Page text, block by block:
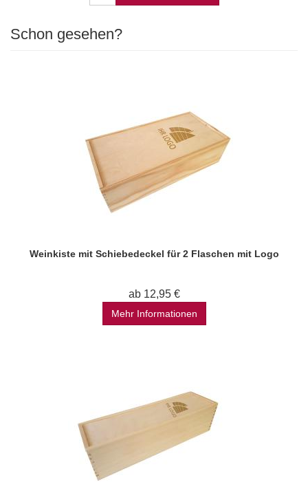
Schon gesehen?
Weinkiste mit Schiebedeckel für 2 Flaschen mit Logo
ab 12,95 €
Mehr Informationen